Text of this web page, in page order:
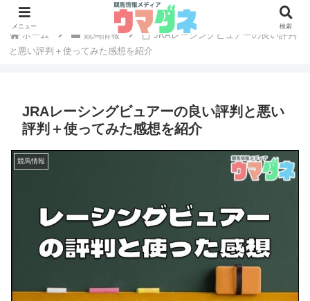
ホーム 競馬情報
JRAレーシングビュアーの良い評判
と悪い評判＋使ってみた感想を紹介
JRAレーシングビュアーの良い評判と悪い
評判＋使ってみた感想を紹介
競馬情報
メニュー 検索